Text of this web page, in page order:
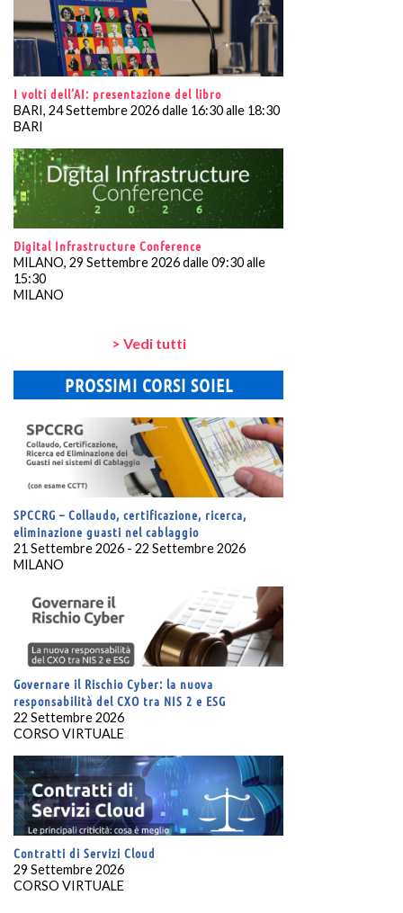
I volti dell’AI: presentazione del libro
BARI, 24 Settembre 2026 dalle 16:30 alle 18:30
BARI
Digital Infrastructure Conference
MILANO, 29 Settembre 2026 dalle 09:30 alle
15:30
MILANO
> Vedi tutti
PROSSIMI CORSI SOIEL
SPCCRG – Collaudo, certificazione, ricerca,
eliminazione guasti nel cablaggio
21 Settembre 2026 - 22 Settembre 2026
MILANO
Governare il Rischio Cyber: la nuova
responsabilità del CXO tra NIS 2 e ESG
22 Settembre 2026
CORSO VIRTUALE
Contratti di Servizi Cloud
29 Settembre 2026
CORSO VIRTUALE